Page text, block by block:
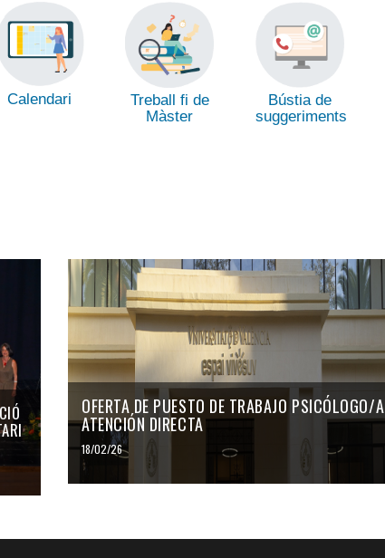
Calendari
Treball fi de
Màster
Bústia de
suggeriments
OFERTA DE PUESTO DE TRABAJO PSICÓLOGO/A
ATENCIÓN DIRECTA
18/02/26